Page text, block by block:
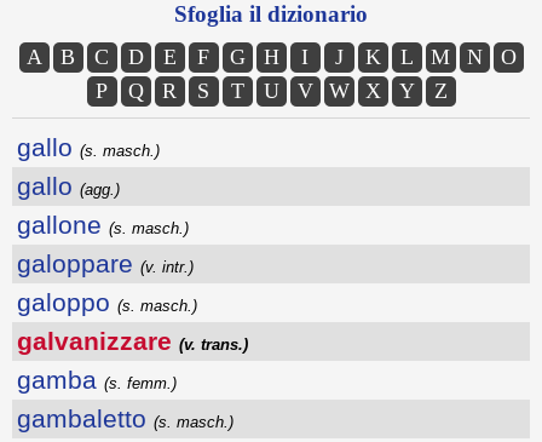
Sfoglia il dizionario
A B C D E F G H I J K L M N
O
P
Q R S T U V W X Y Z
gallo (s. masch.)
gallo (agg.)
gallone (s. masch.)
galoppare (v. intr.)
galoppo (s. masch.)
galvanizzare (v. trans.)
gamba (s. femm.)
gambaletto (s. masch.)